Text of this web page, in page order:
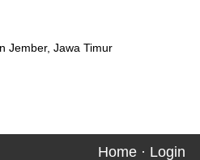
Jember, Jawa Timur
Home · Login